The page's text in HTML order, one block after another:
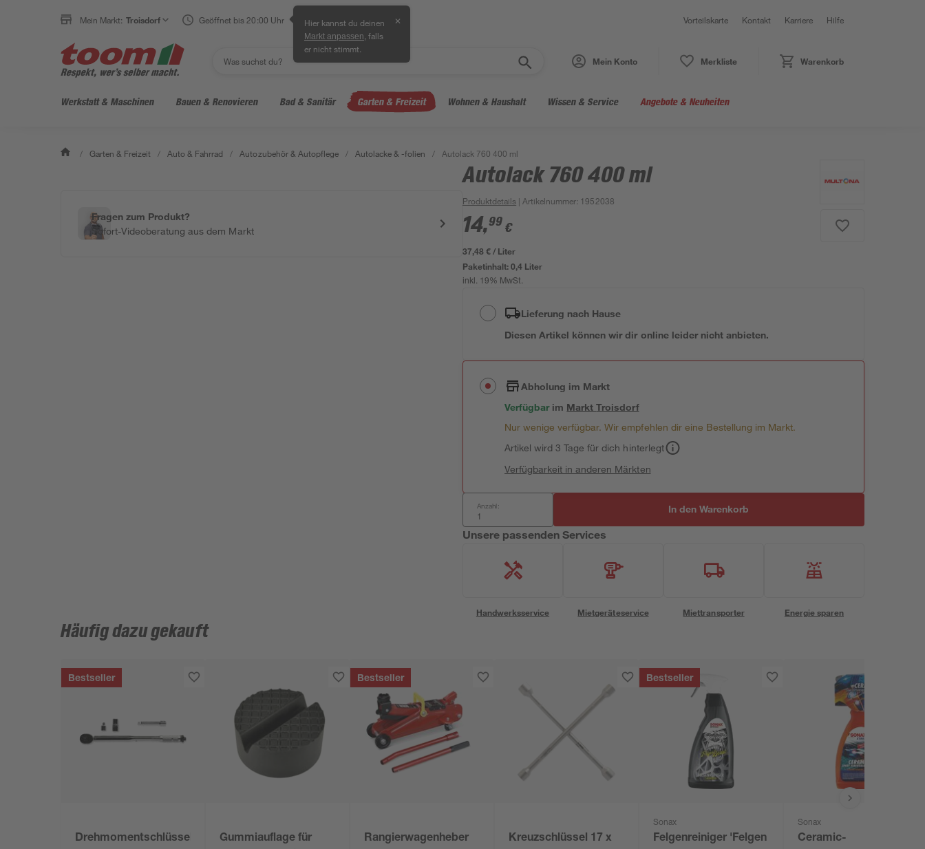
Mein Markt: Troisdorf Geöffnet bis 20:00 Uhr Hier kannst du deinen
Markt anpassen , falls
er nicht stimmt.
✕ Vorteilskarte Kontakt Karriere Hilfe
Mein Konto Merkliste Warenkorb
Werkstatt & Maschinen Bauen & Renovieren Bad & Sanitär Garten & Freizeit Wohnen & Haushalt Wissen & Service Angebote & Neuheiten
/ Garten & Freizeit / Auto & Fahrrad / Autozubehör & Autopflege / Autolacke & -folien / Autolack 760 400 ml
Fragen zum Produkt?
Sofort-Videoberatung aus dem Markt
Autolack 760 400 ml
Produktdetails | Artikelnummer: 1952038
14,99 €
37,48 € / Liter
Paketinhalt:0,4 Liter
inkl. 19% MwSt.
Lieferung nach Hause
Diesen Artikel können wir dir online leider nicht anbieten.
Abholung im Markt
Verfügbar im MarktTroisdorf
Nur wenige verfügbar. Wir empfehlen dir eine Bestellung im Markt.
Artikel wird 3 Tage für dich hinterlegt
Verfügbarkeit in anderen Märkten
Anzahl: In den Warenkorb
Unsere passenden Services
Handwerksservice Mietgeräteservice Miettransporter Energie sparen
Häufig dazu gekauft
Bestseller
Drehmomentschlüssel
Gummiauflage für
Bestseller
Rangierwagenheber
Kreuzschlüssel 17 x
Bestseller
Sonax
Felgenreiniger 'Felgen
Sonax
Ceramic-